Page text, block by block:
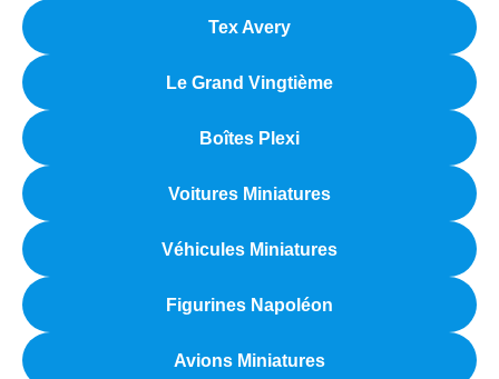
Tex Avery
Le Grand Vingtième
Boîtes Plexi
Voitures Miniatures
Véhicules Miniatures
Figurines Napoléon
Avions Miniatures